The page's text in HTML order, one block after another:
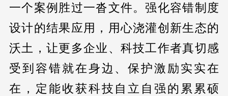
一个案例胜过一沓文件。强化容错制度
设计的结果应用，用心浇灌创新生态的
沃土，让更多企业、科技工作者真切感
受到容错就在身边、保护激励实实在
在，定能收获科技自立自强的累累硕